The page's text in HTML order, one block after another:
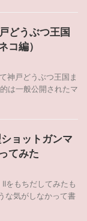
どうぶつ王国
コ編）
神戸どうぶつ王国ま
は一般公開されたマ
ョットガンマ
てみた
をもちだしてみたも
な気がしなかって書